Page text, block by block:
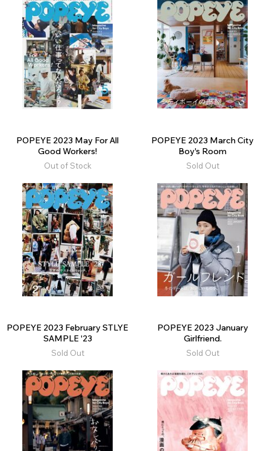
POPEYE 2023 May For All
Good Workers!
Out of Stock
POPEYE 2023 March City
Boy's Room
Sold Out
POPEYE 2023 February STLYE
SAMPLE '23
Sold Out
POPEYE 2023 January
Girlfriend.
Sold Out